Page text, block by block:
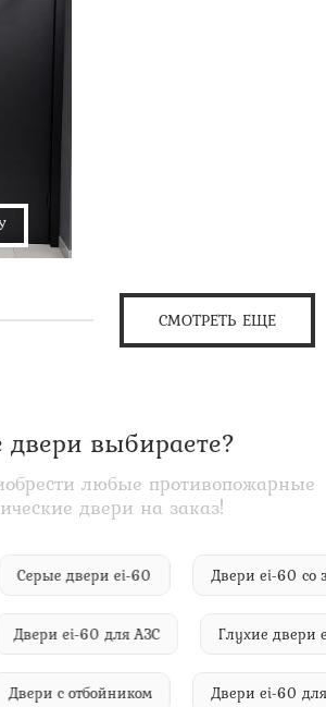
СМОТРЕТЬ ЕЩЕ
двери выбираете?
любые противопожарные
двери на заказ!
Серые двери ei-60 Двери ei-60
ei-60 для АЗС Глухие двери ei-
Двери с отбойником Двери ei-60